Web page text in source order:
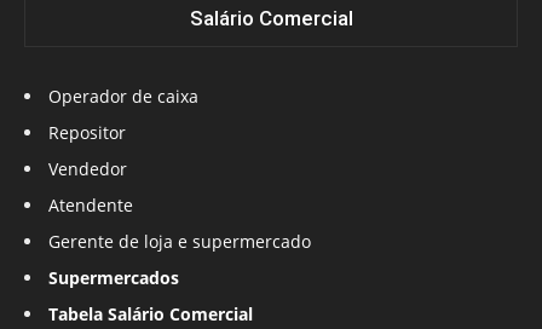
Salário Comercial
Operador de caixa
Repositor
Vendedor
Atendente
Gerente de loja e supermercado
Supermercados
Tabela Salário Comercial